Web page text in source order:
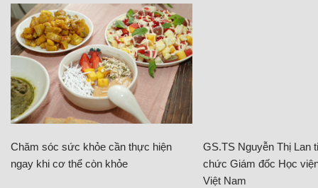
Chăm sóc sức khỏe cần thực hiện
ngay khi cơ thể còn khỏe
GS.TS Nguyễn Thị Lan
chức Giám đốc Học
Việt Nam